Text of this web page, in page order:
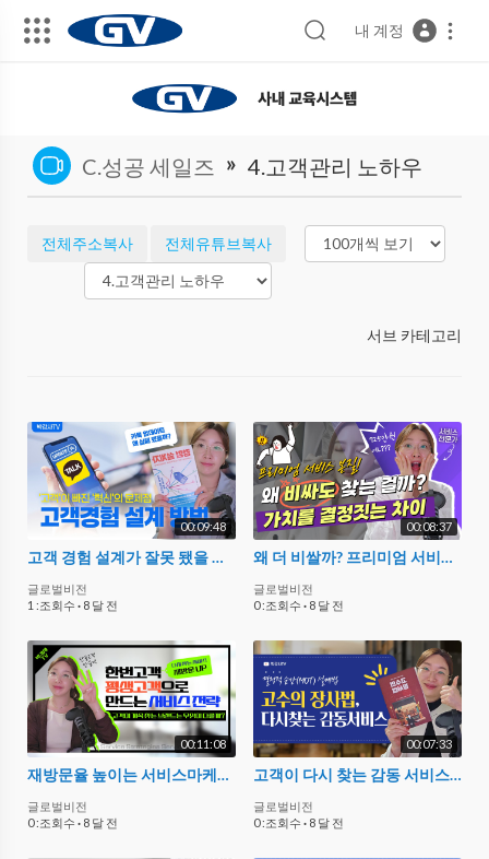
내 계정
C.성공 세일즈 » 4.고객관리 노하우
전체주소복사 전체유튜브복사
서브 카테고리
00:09:48
고객 경험 설계가 잘못 됐을 때 벌어지는 일 : 카톡 업데이트 & CX 우수 사례와 비교
글로벌비전
1 :조회수 · 8 달 전
00:08:37
왜 더 비쌀까? 프리미엄 서비스 가치 기준 '가수 성시경 726만원 피부과 시술'
글로벌비전
0 :조회수 · 8 달 전
00:11:08
재방문율 높이는 서비스마케팅 | 고객이 계속 찾는 서비스 전략 3가지
글로벌비전
0 :조회수 · 8 달 전
00:07:33
고객이 다시 찾는 감동 서비스는 ‘거창한 것’이 아닙니다?고수의 장사법
글로벌비전
0 :조회수 · 8 달 전